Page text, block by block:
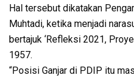
Hal tersebut dikatakan
Muhtadi, ketika menjadi
bertajuk ‘Refleksi 2021,
1957.
“Posisi Ganjar di PDIP itu